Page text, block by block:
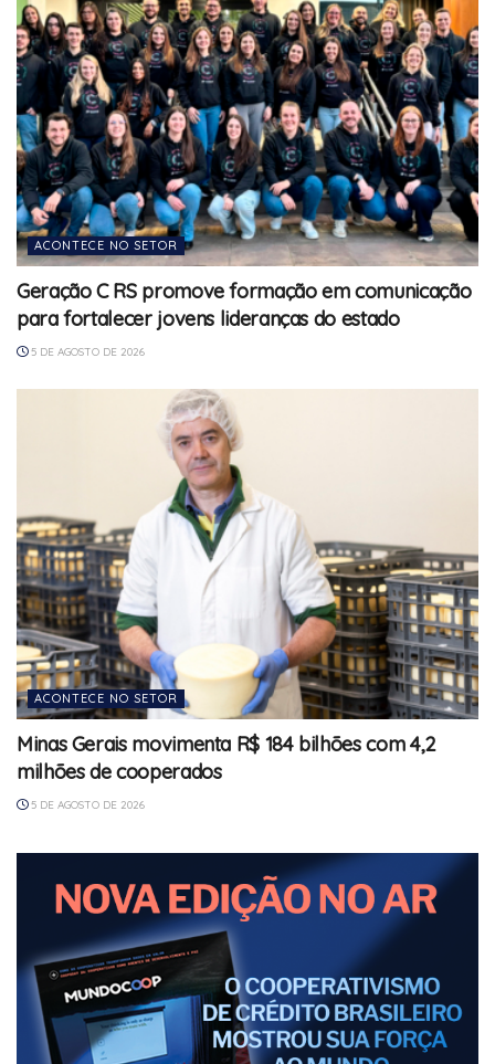
ACONTECE NO SETOR
Geração C RS promove formação em comunicação
para fortalecer jovens lideranças do estado
5 DE AGOSTO DE 2026
ACONTECE NO SETOR
Minas Gerais movimenta R$ 184 bilhões com 4,2
milhões de cooperados
5 DE AGOSTO DE 2026